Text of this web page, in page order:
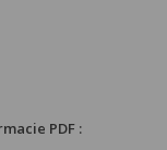
PDF :